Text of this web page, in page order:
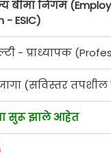
बीमा निगम
- ESIC)
- प्राध्यापक
(सविस्तर तपशील
सुरू झाले आहेत